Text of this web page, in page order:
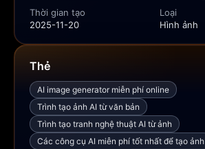
Thời gian tạo
2025-11-20
Loại
Hình ảnh
Thẻ
AI image generator miễn phí online
Trình tạo ảnh AI từ văn bản
Trình tạo tranh nghệ thuật AI từ ảnh
Các công cụ AI miễn phí tốt nhất để tạo ảnh